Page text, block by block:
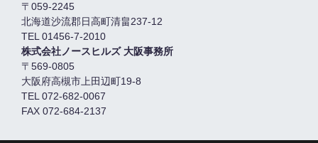
〒059-2245
北海道沙流郡日高町清畠237-12
TEL 01456-7-2010
株式会社ノースヒルズ 大阪事務所
〒569-0805
大阪府高槻市上田辺町19-8
TEL 072-682-0067
FAX 072-684-2137